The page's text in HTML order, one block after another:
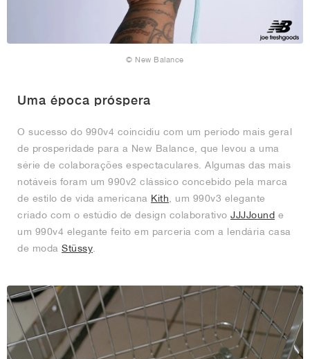
© New Balance
Uma época próspera
O sucesso do 990v4 coincidiu com um período mais geral
de prosperidade para a New Balance, que levou a uma
série de colaborações espectaculares. Algumas das mais
notáveis foram um 990v2 clássico concebido pela marca
de estilo de vida americana Kith , um 990v3 elegante
criado com o estúdio de design colaborativo JJJJound e
um 990v4 elegante feito em parceria com a lendária casa
de moda Stüssy